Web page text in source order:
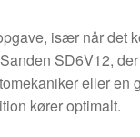
især når det
SD6V12,
eller en
kører optimalt.